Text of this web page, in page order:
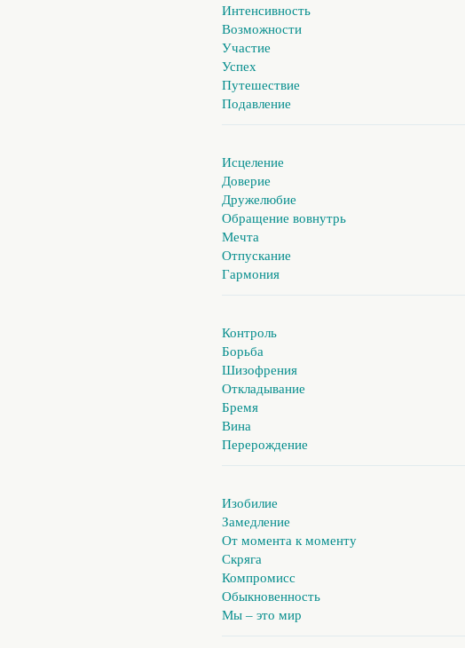
Интенсивность
Возможности
Участие
Успех
Путешествие
Подавление
Исцеление
Доверие
Дружелюбие
Обращение вовнутрь
Мечта
Отпускание
Гармония
Контроль
Борьба
Шизофрения
Откладывание
Бремя
Вина
Перерождение
Изобилие
Замедление
От момента к моменту
Скряга
Компромисс
Обыкновенность
Мы – это мир